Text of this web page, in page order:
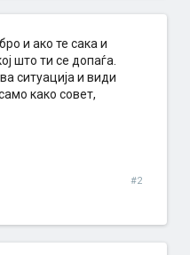
и ако те сака и
што ти се допаѓа.
ситуација и види
како совет,
#2